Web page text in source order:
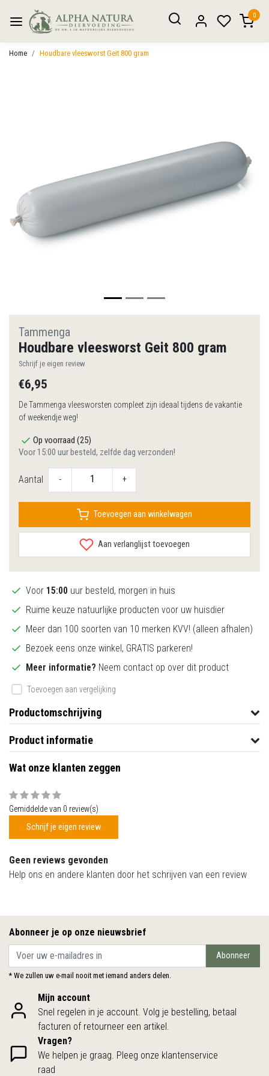
0
Home Houdbare vleesworst Geit 800 gram
Vorige
Tammenga
Houdbare vleesworst Geit 800 gram
Schrijf je eigen review
€6,95
De Tammenga vleesworsten compleet zijn ideaal tijdens de vakantie
of weekendje weg!
Op voorraad (25)
Voor 15:00 uur besteld, zelfde dag verzonden!
Aantal - +
Toevoegen aan winkelwagen
Aan verlanglijst toevoegen
Voor 15:00 uur besteld, morgen in huis
Ruime keuze natuurlijke producten voor uw huisdier
Meer dan 100 soorten van 10 merken KVV! (alleen afhalen)
Bezoek eens onze winkel, GRATIS parkeren!
Meer informatie? Neem contact op over dit product
Toevoegen aan vergelijking
Productomschrijving
Product informatie
Wat onze klanten zeggen
Gemiddelde van 0 review(s)
Schrijf je eigen review
Geen reviews gevonden
Help ons en andere klanten door het schrijven van een review
Abonneer je op onze nieuwsbrief
Abonneer
* We zullen uw e-mail nooit met iemand anders delen.
Mijn account
Snel regelen in je account. Volg je bestelling, betaal
facturen of retourneer een artikel.
Vragen?
We helpen je graag. Pleeg onze klantenservice
raad